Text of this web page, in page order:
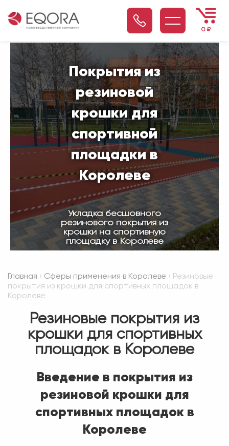
0 ₽
Покрытия из
резиновой
крошки для
спортивной
площадки в
Королеве
Укладка бесшовного
резинового покрытия из
крошки на спортивную
площадку в Королеве
Главная › Сферы применения в Королеве › Резиновые
покрытия из крошки для спортивных площадок в
Королеве
Резиновые покрытия из
крошки для спортивных
площадок в Королеве
Введение в покрытия из
резиновой крошки для
спортивных площадок в
Королеве